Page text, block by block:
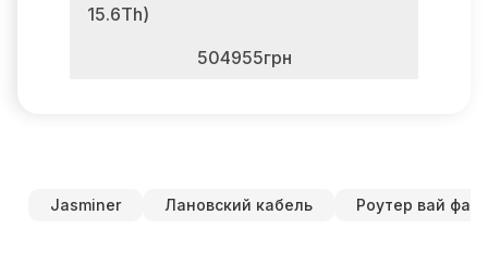
15.6Th)
504955грн
Jasminer Лановский кабель Роутер вай фай